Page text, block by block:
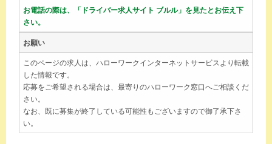
お電話の際は、「ドライバー求人サイト ブルル」を見たとお伝え下
さい。
お願い
このページの求人は、ハローワークインターネットサービスより転載
した情報です。
応募をご希望される場合は、最寄りのハローワーク窓口へご相談くだ
さい。
なお、既に募集が終了している可能性もございますので御了承下さ
い。